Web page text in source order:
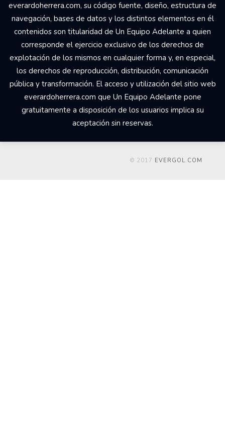
everardoherrera.com, su código fuente, diseño, estructura de
navegación, bases de datos y los distintos elementos en él
contenidos son titularidad de Un Equipo Adelante a quien
corresponde el ejercicio exclusivo de los derechos de
explotación de los mismos en cualquier forma y, en especial,
los derechos de reproducción, distribución, comunicación
pública y transformación. El acceso y utilización del sitio web
everardoherrera.com que Un Equipo Adelante pone
gratuitamente a disposición de los usuarios implica su
aceptación sin reservas.
© 2017 EVERGOL.COM